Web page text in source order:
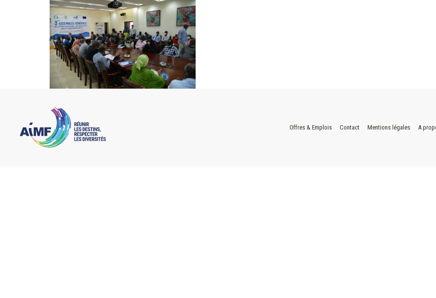
Offres & Emplois Contact Mentions légales A